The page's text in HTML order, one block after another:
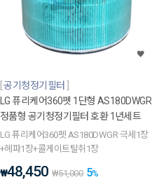
공기청정기필터
LG 퓨리케어360펫 1단형 AS180DWGR
정품형 공기청정기필터 호환 1년세트
LG 퓨리케어360펫 AS180DWGR 극세1장
+헤파1장+콜게이트탈취1장
₩48,450 ₩51,000 5%